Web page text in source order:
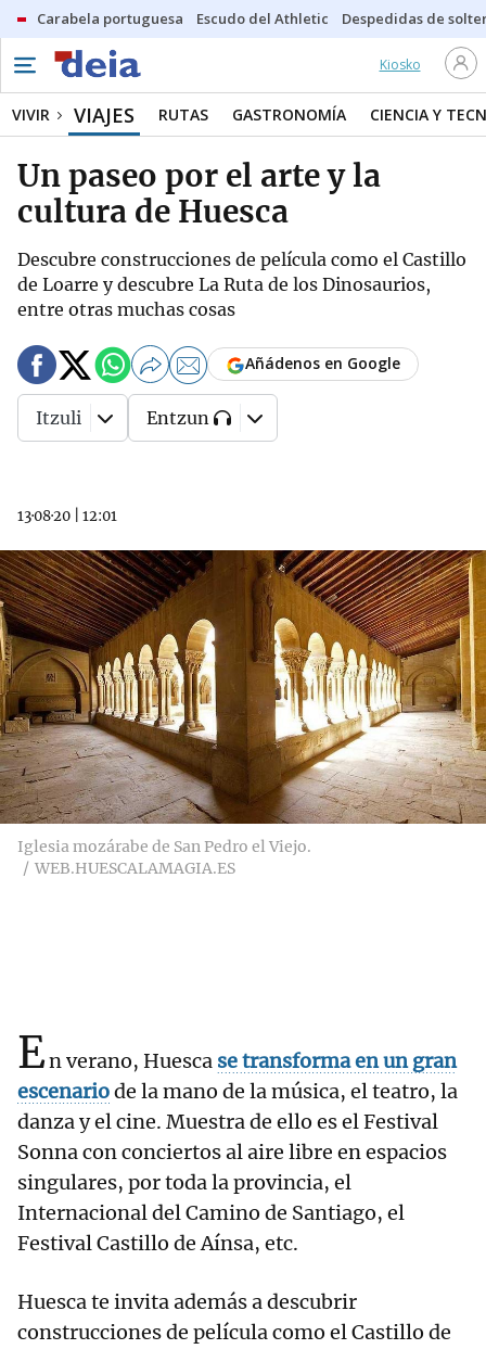
Carabela portuguesa Escudo del Athletic Despedidas de
Kiosko
VIVIR VIAJES RUTAS GASTRONOMÍA CIENCIA Y
Un paseo por el arte y la
cultura de Huesca
Descubre construcciones de película como el Castillo
de Loarre y descubre La Ruta de los Dinosaurios,
entre otras muchas cosas
13·08·20 12:01
Añádenos en Google
Itzuli Entzun
Iglesia mozárabe de San Pedro el Viejo.
WEB.HUESCALAMAGIA.ES
En verano, Huesca se transforma en un gran
escenariode la mano de la música, el teatro, la
danza y el cine. Muestra de ello es el Festival
Sonna con conciertos al aire libre en espacios
singulares, por toda la provincia, el
Internacional del Camino de Santiago, el
Festival Castillo de Aínsa, etc.
Huesca te invita además a descubrir
construcciones de película como el Castillo de